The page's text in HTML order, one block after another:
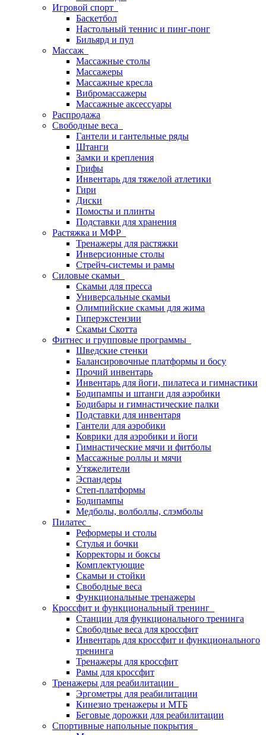
Игровой спорт
Баскетбол
Настольный теннис и пинг-понг
Бильярд и пул
Массаж
Массажные столы
Массажеры
Массажные кресла
Вибромассажеры
Массажные аксессуары
Распродажа
Свободные веса
Гантели и гантельные ряды
Штанги
Замки и крепления
Грифы
Инвентарь для тяжелой атлетики
Гири
Диски
Помосты и плинты
Подставки для хранения
Растяжка и МФР
Тренажеры для растяжки
Инверсионные столы
Стрейч-системы и рамы
Силовые скамьи
Скамьи для пресса
Универсальные скамьи
Олимпийские скамьи для жима
Гиперэкстензии
Скамьи Скотта
Фитнес и групповые программы
Шведские стенки
Балансировочные платформы и босу
Прочий инвентарь
Инвентарь для йоги, пилатеса и гимнастики
Бодипампы и штанги для аэробики
Бодибары и гимнастические палки
Подставки для инвентаря
Гантели для аэробики
Коврики для аэробики и йоги
Гимнастические мячи и фитболы
Массажные роллы и мячи
Утяжелители
Эспандеры
Степ-платформы
Бодипампы
Медболы, волболлы, слэмболы
Пилатес
Реформеры и столы
Стулья и бочки
Корректоры и боксы
Комплектующие
Скамьи и стойки
Свободные веса
Функциональные тренажеры
Кроссфит и функциональный тренинг
Станции для функционального тренинга
Свободные веса для кроссфит
Инвентарь для кроссфит и функционального
тренинга
Тренажеры для кроссфит
Рамы для кроссфит
Тренажеры для реабилитации
Эргометры для реабилитации
Кинезио тренажеры и МТБ
Беговые дорожки для реабилитации
Спортивные напольные покрытия